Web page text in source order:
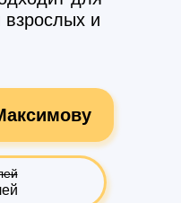
взрослых и